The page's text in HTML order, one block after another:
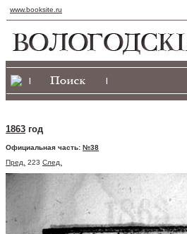
www.booksite.ru
| |
1863 год
Официальная часть: №38
Пред.
223 След.